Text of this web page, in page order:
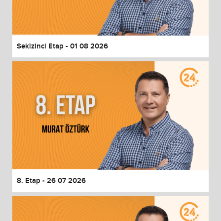
End of dialog window.
Sekizinci Etap - 01 08 2026
8. Etap - 26 07 2026